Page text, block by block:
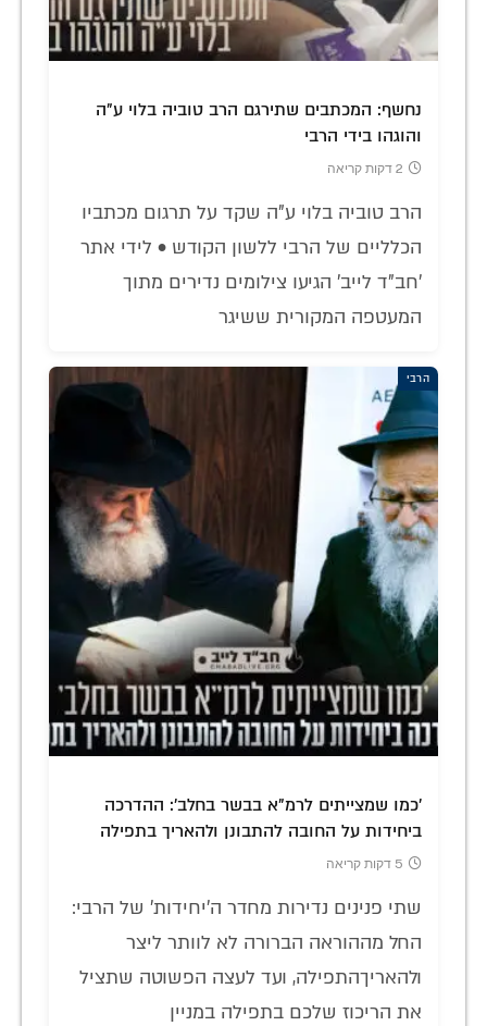
נחשף: המכתבים שתירגם הרב טוביה בלוי ע"ה
והוגהו בידי הרבי
2 דקות קריאה
הרב טוביה בלוי ע"ה שקד על תרגום מכתביו
הכלליים של הרבי ללשון הקודש • לידי אתר
'חב"ד לייב' הגיעו צילומים נדירים מתוך
המעטפה המקורית ששיגר
הרבי
'כמו שמצייתים לרמ"א בבשר בחלב': ההדרכה
ביחידות על החובה להתבונן ולהאריך בתפילה
5 דקות קריאה
שתי פנינים נדירות מחדר ה'יחידות' של הרבי:
החל מההוראה הברורה לא לוותר ליצר
ולהאריךהתפילה, ועד לעצה הפשוטה שתציל
את הריכוז שלכם בתפילה במניין